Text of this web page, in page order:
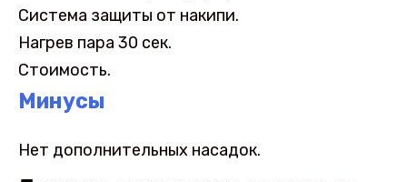
Система защиты от накипи.
Нагрев пара 30 сек.
Стоимость.
Минусы
Нет дополнительных насадок.